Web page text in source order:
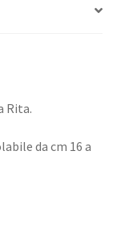
Rita.
da cm 16 a